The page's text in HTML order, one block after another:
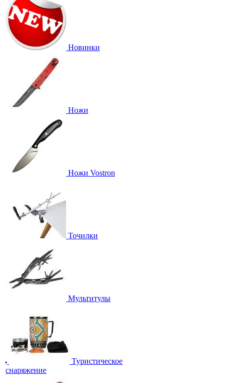
Новинки
Ножи
Ножи Vostron
Точилки
Мультитулы
Туристическое
снаряжение